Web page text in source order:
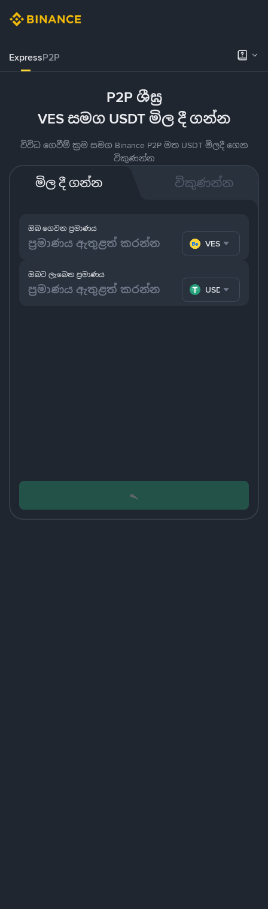
ExpressP2P
P2P ශීඝ්‍ර
VES සමග USDT මිල දී ගන්න
විවිධ ගෙවීම් ක්‍රම සමග Binance P2P මත USDT මිලදී ගෙන
විකුණන්න
මිල දී ගන්න විකුණන්න
ඔබ ගෙවන ප්‍රමාණය
VES
ඔබට ලැබෙන ප්‍රමාණය
USDT